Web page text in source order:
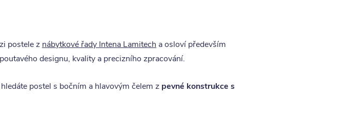
postele z nábytkové řady Intena Lamitech a osloví především
designu, kvality a precizního zpracování.
postel s bočním a hlavovým čelem z pevné konstrukce s